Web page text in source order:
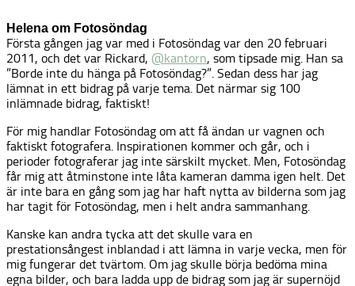
Helena om Fotosöndag
Första gången jag var med i Fotosöndag var den 20 februari
2011, och det var Rickard, @kantorn, som tipsade mig. Han sa
”Borde inte du hänga på Fotosöndag?”. Sedan dess har jag
lämnat in ett bidrag på varje tema. Det närmar sig 100
inlämnade bidrag, faktiskt!
För mig handlar Fotosöndag om att få ändan ur vagnen och
faktiskt fotografera. Inspirationen kommer och går, och i
perioder fotograferar jag inte särskilt mycket. Men, Fotosöndag
får mig att åtminstone inte låta kameran damma igen helt. Det
är inte bara en gång som jag har haft nytta av bilderna som jag
har tagit för Fotosöndag, men i helt andra sammanhang.
Kanske kan andra tycka att det skulle vara en
prestationsångest inblandad i att lämna in varje vecka, men för
mig fungerar det tvärtom. Om jag skulle börja bedöma mina
egna bilder, och bara ladda upp de bidrag som jag är supernöjd